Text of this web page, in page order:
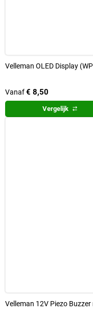
Velleman OLED Display
Vanaf€ 8,50
Vergelijk
Velleman 12V Piezo